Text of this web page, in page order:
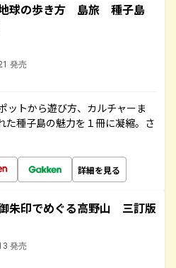
球の歩き方 島旅 種子島
発売
ットから遊び方、カルチャーま
た種子島の魅力を１冊に凝縮。さ
詳細を見る
朱印でめぐる高野山 三訂版
発売